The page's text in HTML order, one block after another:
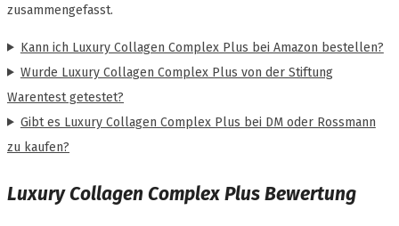
zusammengefasst.
Kann ich Luxury Collagen Complex Plus bei Amazon bestellen?
Wurde Luxury Collagen Complex Plus von der Stiftung
Warentest getestet?
Gibt es Luxury Collagen Complex Plus bei DM oder Rossmann
zu kaufen?
Luxury Collagen Complex Plus Bewertung